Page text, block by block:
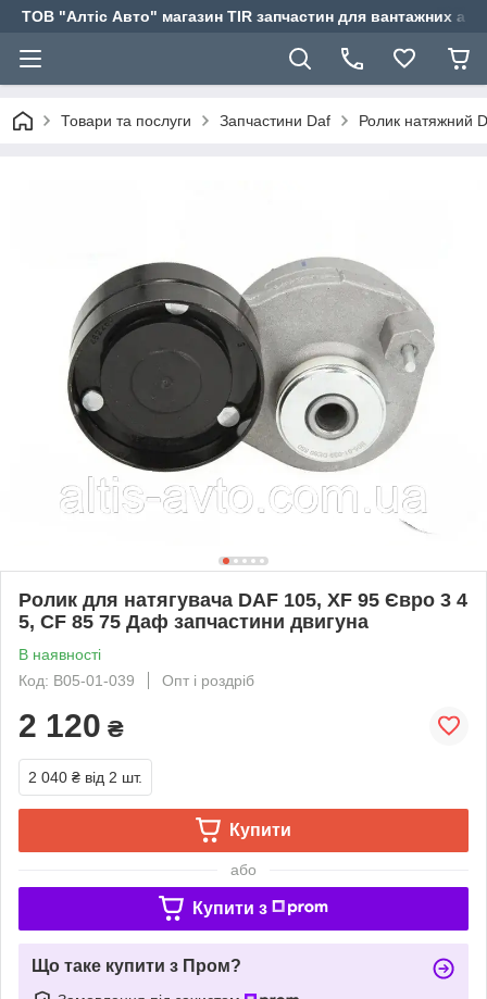
ТОВ "Алтіс Авто" магазин TIR запчастин для вантажних
Товари та послуги Запчастини Daf Ролик натяжний
Ролик для натягувача DAF 105, XF 95 Євро 3 4
5, CF 85 75 Даф запчастини двигуна
В наявності
Код: B05-01-039
Опт і роздріб
2 120 ₴
2 040 ₴ від 2 шт.
Купити
або
Купити з
Що таке купити з Пром?